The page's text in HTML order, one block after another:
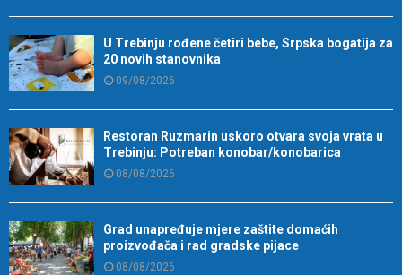
U Trebinju rođene četiri bebe, Srpska bogatija za
20 novih stanovnika
09/08/2026
Restoran Ruzmarin uskoro otvara svoja vrata u
Trebinju: Potreban konobar/konobarica
08/08/2026
Grad unapređuje mjere zaštite domaćih
proizvođača i rad gradske pijace
08/08/2026